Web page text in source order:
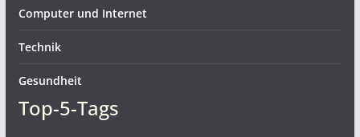
Computer und Internet
Technik
Gesundheit
Top-5-Tags